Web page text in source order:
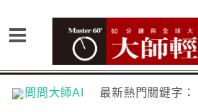
問問大師AI 最新熱門關鍵字：